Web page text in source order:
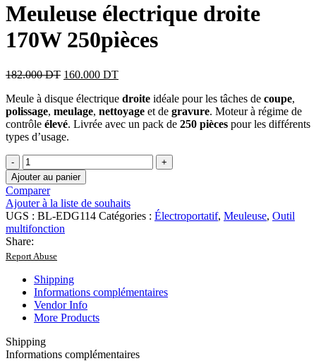
Meuleuse électrique droite
170W 250pièces
182.000DT 160.000 DT
Meule à disque électrique droite idéale pour les tâches de coupe,
polissage, meulage, nettoyage et de gravure. Moteur à régime de
contrôle élevé. Livrée avec un pack de 250 pièces pour les différents
types d’usage.
quantité
de
Meuleuse
électrique
droite
170W
250pièces
Ajouter au panier
Comparer
Ajouter à la liste de souhaits
UGS : BL-EDG114 Catégories : Électroportatif, Meuleuse, Outil
multifonction
Share:
Report Abuse
Shipping
Informations complémentaires
Vendor Info
More Products
Shipping
Informations complémentaires